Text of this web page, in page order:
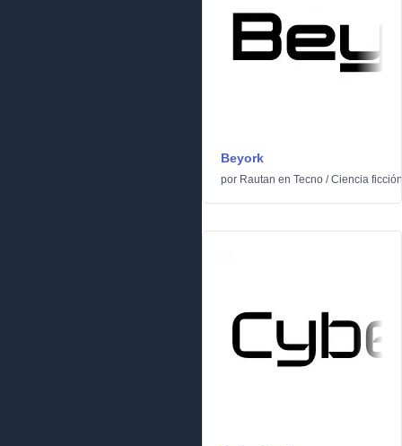
Beyork
por Rautan en Tecno /Ciencia ficción